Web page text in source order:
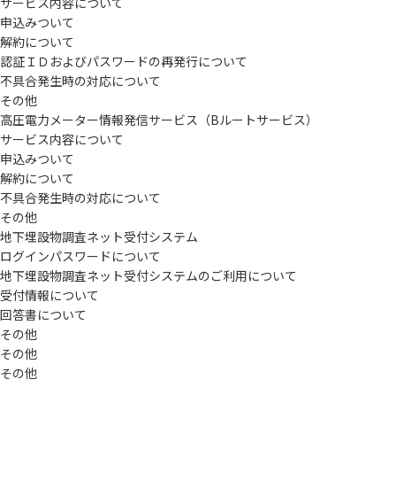
申込みついて
解約について
認証ＩＤおよびパスワードの再発行について
不具合発生時の対応について
その他
高圧電力メーター情報発信サービス（Bルートサービス）
サービス内容について
申込みついて
解約について
不具合発生時の対応について
その他
地下埋設物調査ネット受付システム
ログインパスワードについて
地下埋設物調査ネット受付システムのご利用について
受付情報について
回答書について
その他
その他
その他